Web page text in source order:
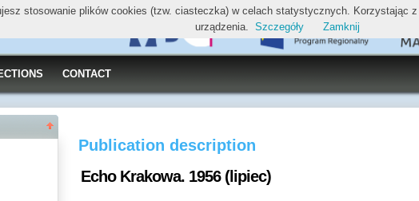
CONTACT
Publication description
Echo Krakowa. 1956 (lipiec)
stosowanie plików cookies (tzw. ciasteczka) w celach statystycznych. Korzystając
urządzenia. Szczegóły Zamknij